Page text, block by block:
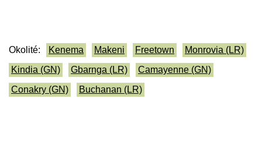
Okolité: Kenema Makeni Freetown
Monrovia (LR)
Kindia (GN)
Gbarnga (LR)
Camayenne (GN)
Conakry (GN)
Buchanan (LR)